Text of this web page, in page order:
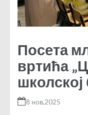
Посета
вртића
8 нов,2025